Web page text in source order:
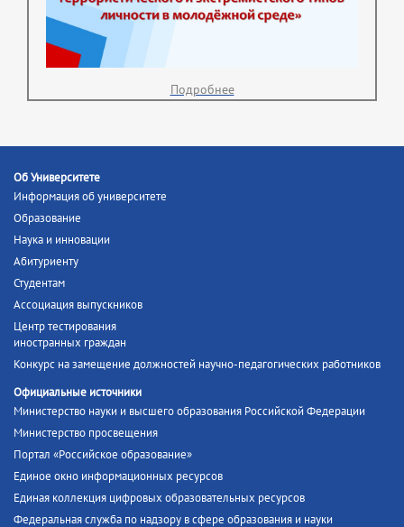
Подробнее
Об Университете
Информация об университете
Образование
Наука и инновации
Абитуриенту
Студентам
Ассоциация выпускников
Центр тестирования
иностранных граждан
Конкурс на замещение должностей научно-педагогических работников
Официальные источники
Министерство науки и высшего образования Российской Федерации
Министерство просвещения
Портал «Российское образование»
Единое окно информационных ресурсов
Единая коллекция цифровых образовательных ресурсов
Федеральная служба по надзору в сфере образования и науки